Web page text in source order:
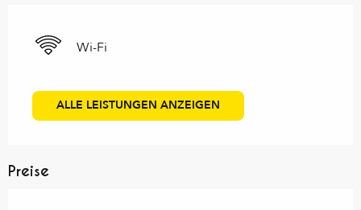
Wi-Fi
ALLE LEISTUNGEN ANZEIGEN
Preise